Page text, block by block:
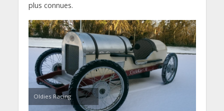
plus connues.
Oldies Racing